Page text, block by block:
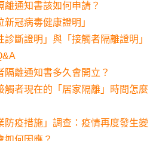
離通知書該如何申請？
新冠病毒健康證明」
診斷證明」與「接觸者隔離證明」
隔離通知書多久會開立？
觸者現在的「居家隔離」時間怎麼
防疫措施」調查：疫情再度發生變